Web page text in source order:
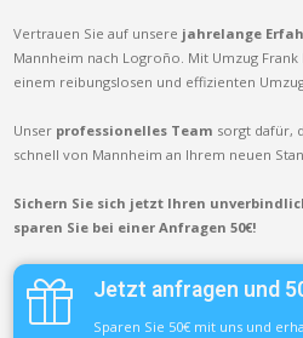
Vertrauen Sie auf unsere jahrelange
Mannheim nach Logroño. Mit Umzug
einem reibungslosen und effizienten
Unser professionelles Team sorgt dafür,
schnell von Mannheim an Ihrem neuen
Sichern Sie sich jetzt Ihren
sparen Sie bei einer Anfragen 50€!
Jetzt anfragen und
Sparen Sie 50€ mit uns und